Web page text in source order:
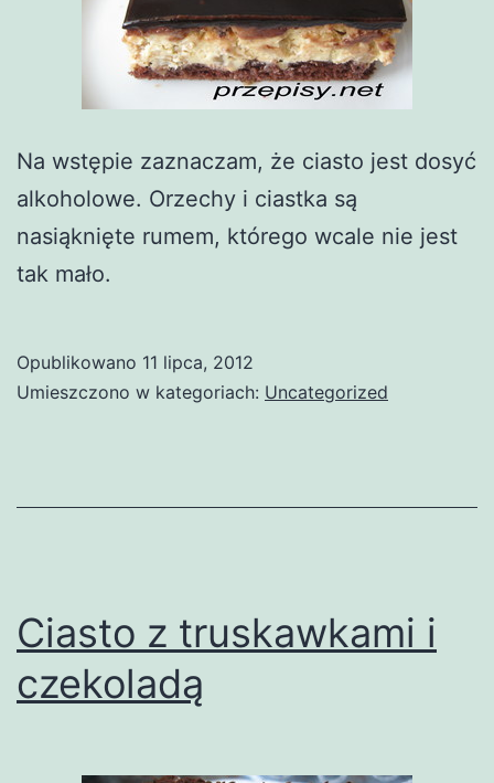
Na wstępie zaznaczam, że ciasto jest dosyć
alkoholowe. Orzechy i ciastka są
nasiąknięte rumem, którego wcale nie jest
tak mało.
Opublikowano 11 lipca, 2012
Umieszczono w kategoriach: Uncategorized
Ciasto z truskawkami i
czekoladą